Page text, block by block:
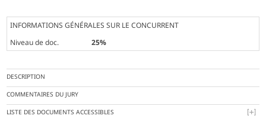
INFORMATIONS GÉNÉRALES SUR LE CONCURRENT
Niveau de doc.
25%
DESCRIPTION
COMMENTAIRES DU JURY
LISTE DES DOCUMENTS ACCESSIBLES